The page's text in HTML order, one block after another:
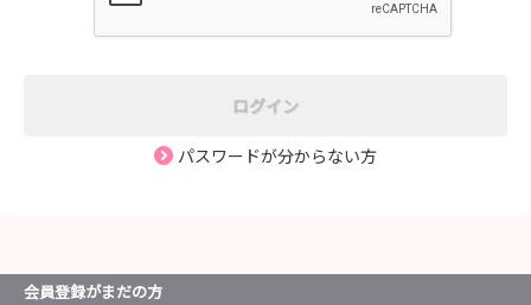
ログイン
パスワードが分からない方
会員登録がまだの方